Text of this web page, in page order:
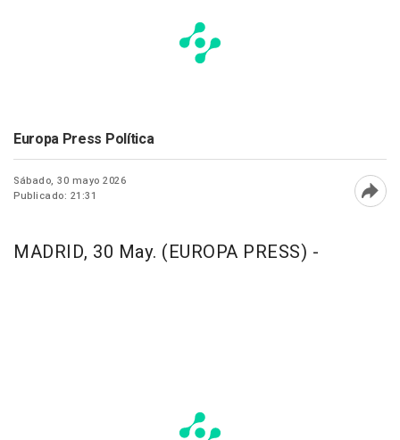
Europa Press Política
Sábado, 30 mayo 2026
Publicado: 21:31
MADRID, 30 May. (EUROPA PRESS) -